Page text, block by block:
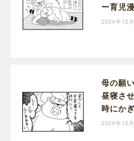
ー育児
2024年12
母の願
昼寝さ
時にか
宣伝車
2024年12